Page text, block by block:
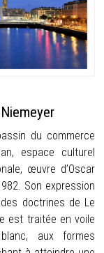
du commerce
espace culturel
œuvre d’Oscar
Son expression
doctrines de Le
est traitée en voile
aux formes